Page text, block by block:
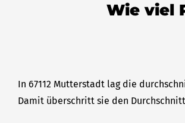
Wie viel
In 67112 Mutterstadt lag die
Damit überschritt sie den Durchschnitt